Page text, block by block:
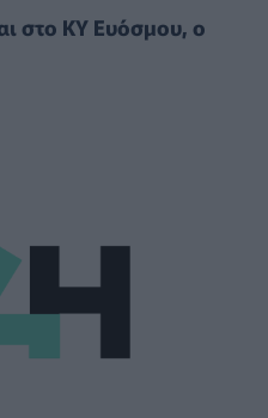
στο ΚΥ Ευόσμου, ο